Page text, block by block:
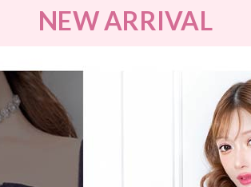
NEW ARRIVAL